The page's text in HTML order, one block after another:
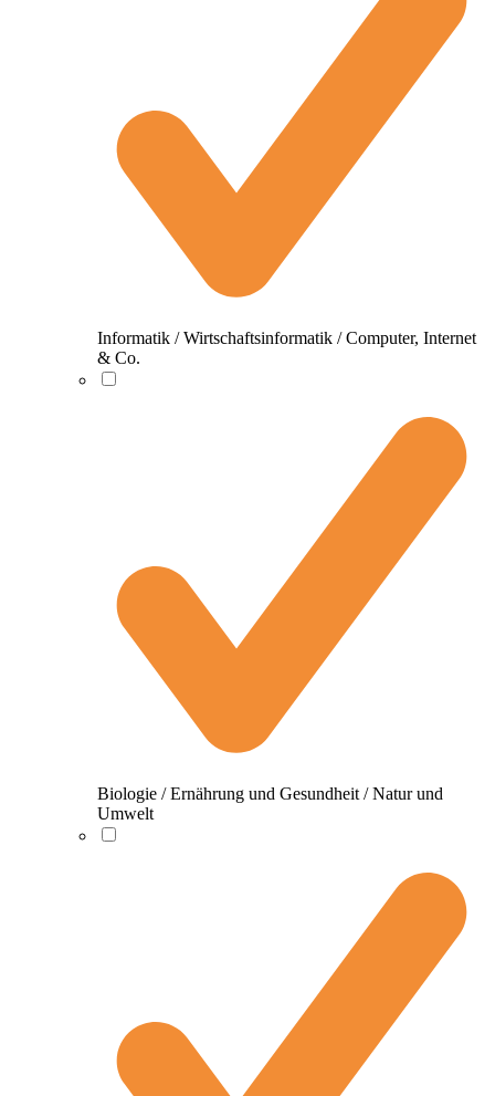
Informatik / Wirtschaftsinformatik / Computer, Internet
& Co.
Biologie / Ernährung und Gesundheit / Natur und
Umwelt